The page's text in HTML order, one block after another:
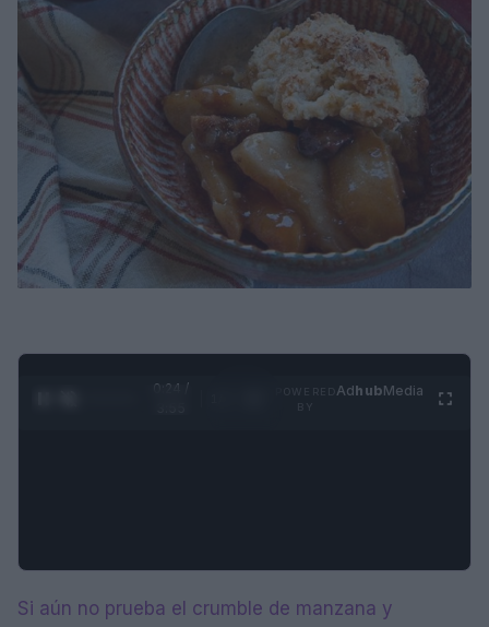
0:24 /
AdhubMedia
Si aún no prueba el crumble de manzana y